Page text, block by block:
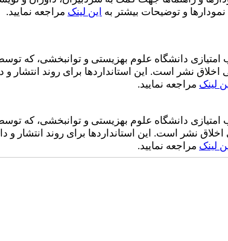
و توضیحات بیشتر به این لینک مراجعه نمایید.
دانشگاه علوم بهزیستی و توانبخشی، که
اخلاق نشر است. این استانداردها برای روند
لینک مراجعه نمایید.
دانشگاه علوم بهزیستی و توانبخشی، که
اخلاق نشر است. این استانداردها برای روند
لینک مراجعه نمایید.